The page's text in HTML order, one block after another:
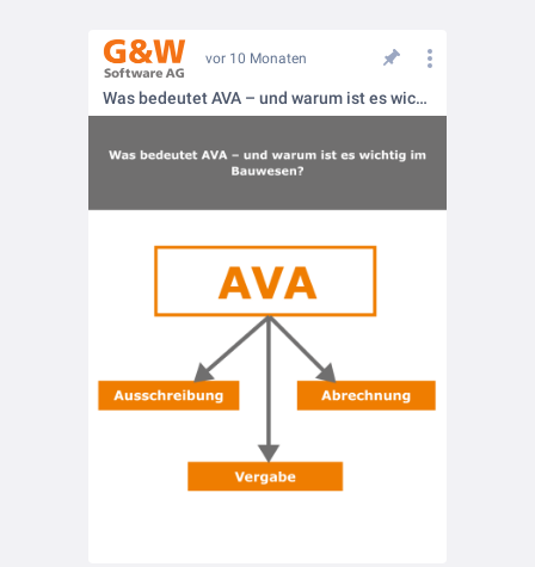
vor 10 Monaten
Was bedeutet AVA – und warum ist es wichtig im Bauwesen?